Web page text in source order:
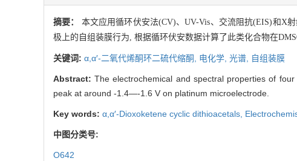
摘要： 本文应用循环伏安法(CV)、UV-Vis、交流阻抗(EIS)和X
极上的自组装膜行为, 根据循环伏安数据计算了此类化合物在
关键词: α,α′-二氧代烯酮环二硫代缩酮, 电化学, 光谱, 自组装膜
Abstract:The electrochemical and spectral properties of
peak at around -1.4—-1.6 V on platinum microelectrode.
Key words: α,α′-Dioxoketene cyclic dithioacetals,
中图分类号:
O642